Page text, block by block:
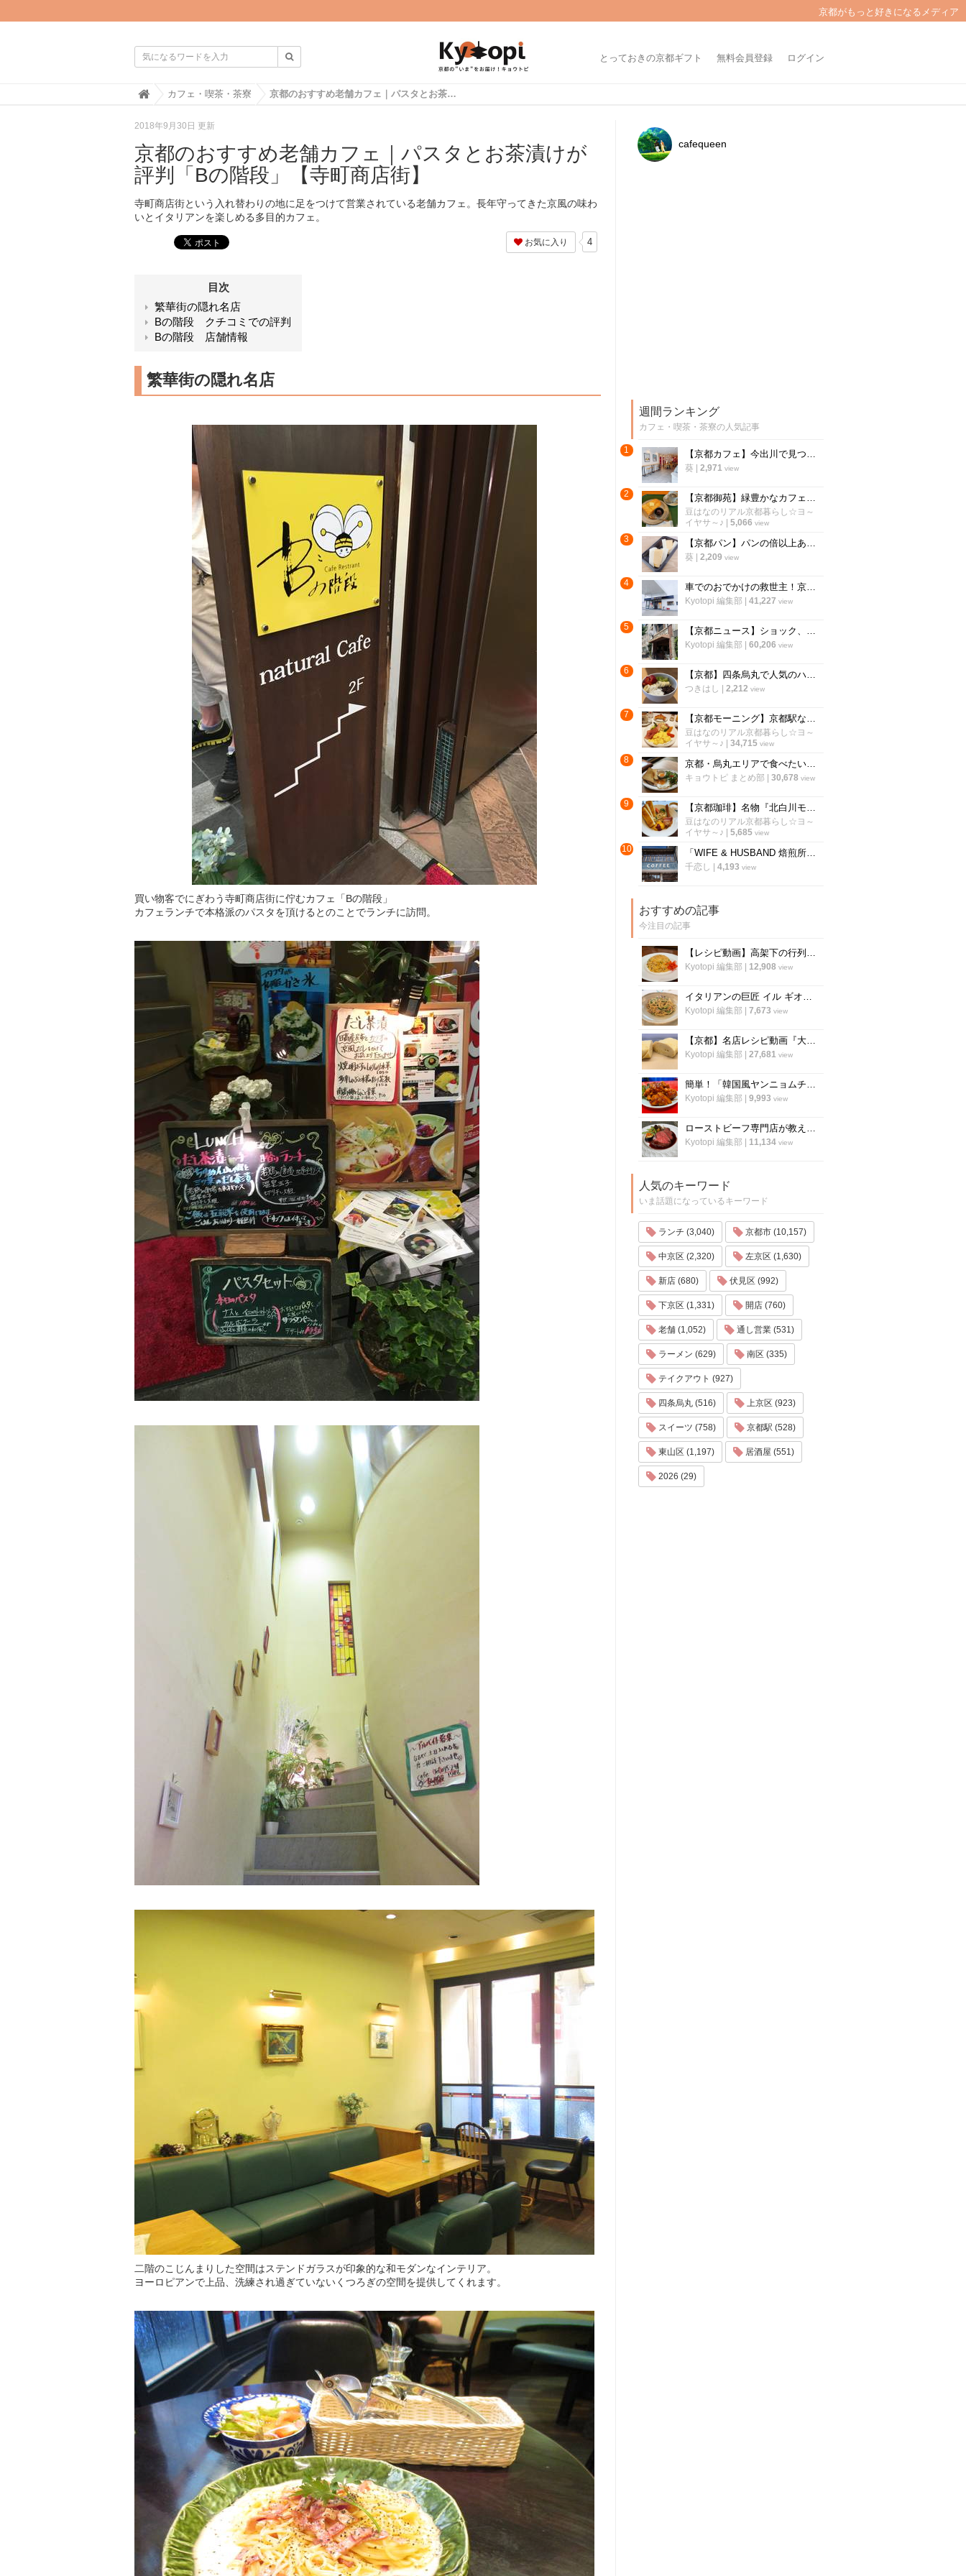
京都がもっと好きになるメディア
とっておきの京都ギフト 無料会員登録 ログイン
H
e
カフェ・喫茶・茶寮 京都のおすすめ老舗カフェ｜パスタとお茶漬けが評判「Bの階段」【寺町商店街】
2018年9月30日 更新
京都のおすすめ老舗カフェ｜パスタとお茶漬けが
評判「Bの階段」【寺町商店街】
寺町商店街という入れ替わりの地に足をつけて営業されている老舗カフェ。長年守ってきた京風の味わ
いとイタリアンを楽しめる多目的カフェ。
お気に入り 4
目次
繁華街の隠れ名店
Bの階段 クチコミでの評判
Bの階段 店舗情報
繁華街の隠れ名店
買い物客でにぎわう寺町商店街に佇むカフェ「Bの階段」
カフェランチで本格派のパスタを頂けるとのことでランチに訪問。
二階のこじんまりした空間はステンドガラスが印象的な和モダンなインテリア。
ヨーロピアンで上品、洗練され過ぎていないくつろぎの空間を提供してくれます。
cafequeen
週間ランキング
カフェ・喫茶・茶寮の人気記事
1 【京都カフェ】今出川で見つけた"本格中華ティースタンド" 夜カフェ利用もできる
葵 2,971 view
2 【京都御苑】緑豊かなカフェでモーニング開始！朝活に老舗パン謹製『あんバタートースト』を☆
豆はなのリアル京都暮らし☆ヨ～
イヤサ～♪
5,066 view
3 【京都パン】パンの倍以上ある分厚さ！20年以上愛される「京風厚焼き玉子サンド」の極上テイクアウト
葵 2,209 view
4 車でのおでかけの救世主！京都市内で駐車場が3台以上あるカフェ【まとめ】
Kyotopi 編集部 41,227 view
5 【京都ニュース】ショック、残念の声広がる 出町の老舗喫茶が6月下旬閉店へ
Kyotopi 編集部 60,206 view
6 【京都】四条烏丸で人気のハワイアンカフェ！話題のアサイーボウルも「エッグスシングス」
つきはし 2,212 view
7 【京都モーニング】京都駅ならココが空いてる！京都を代表する老舗喫茶『イノダコーヒ』
豆はなのリアル京都暮らし☆ヨ～
イヤサ～♪
34,715 view
8 京都・烏丸エリアで食べたい「絶品モーニング厳選６店」朝から京都を満喫しよう！【まとめ】
キョウトピ まとめ部 30,678 view
9 【京都珈琲】名物『北白川モーニング』は丼状でラテアート付☆老舗本店「ワールドコーヒー」
豆はなのリアル京都暮らし☆ヨ～
イヤサ～♪
5,685 view
10 「WIFE & HUSBAND 焙煎所」が6/1移転オープン！ギャラリーも併設【京都・北大路】
千恋し 4,193 view
おすすめの記事
今注目の記事
【レシピ動画】高架下の行列ラーメン店「大中」にプロのチャーハンを教わる！
Kyotopi 編集部 12,908 view
イタリアンの巨匠 イル ギオットーネ笹島シェフ直伝「ボンゴレビアンコ」の作り方
Kyotopi 編集部 7,673 view
【京都】名店レシピ動画『大徳寺さいき家』直伝 「ふわふわ だし巻き卵」の作り方！
Kyotopi 編集部 27,681 view
簡単！「韓国風ヤンニョムチキン」の作り方！京都の人気韓国料理店『ナム』に教わりました！
Kyotopi 編集部 9,993 view
ローストビーフ専門店が教える、ローストビーフの作り方のすべて「ローストビーフの店 watanabe」
Kyotopi 編集部 11,134 view
人気のキーワード
いま話題になっているキーワード
ランチ (3,040) 京都市 (10,157)
中京区 (2,320) 左京区 (1,630)
新店 (680) 伏見区 (992)
下京区 (1,331) 開店 (760)
老舗 (1,052) 通し営業 (531)
ラーメン (629) 南区 (335)
テイクアウト (927)
四条烏丸 (516) 上京区 (923)
スイーツ (758) 京都駅 (528)
東山区 (1,197) 居酒屋 (551)
2026 (29)